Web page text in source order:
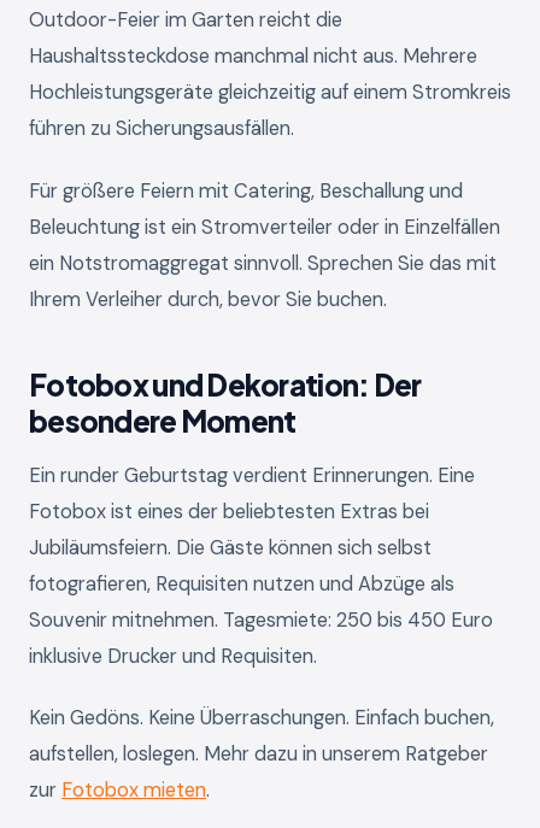
Outdoor-Feier im Garten reicht die
Haushaltssteckdose manchmal nicht aus. Mehrere
Hochleistungsgeräte gleichzeitig auf einem Stromkreis
führen zu Sicherungsausfällen.
Für größere Feiern mit Catering, Beschallung und
Beleuchtung ist ein Stromverteiler oder in Einzelfällen
ein Notstromaggregat sinnvoll. Sprechen Sie das mit
Ihrem Verleiher durch, bevor Sie buchen.
Fotobox und Dekoration: Der
besondere Moment
Ein runder Geburtstag verdient Erinnerungen. Eine
Fotobox ist eines der beliebtesten Extras bei
Jubiläumsfeiern. Die Gäste können sich selbst
fotografieren, Requisiten nutzen und Abzüge als
Souvenir mitnehmen. Tagesmiete: 250 bis 450 Euro
inklusive Drucker und Requisiten.
Kein Gedöns. Keine Überraschungen. Einfach buchen,
aufstellen, loslegen. Mehr dazu in unserem Ratgeber
zur Fotobox mieten.